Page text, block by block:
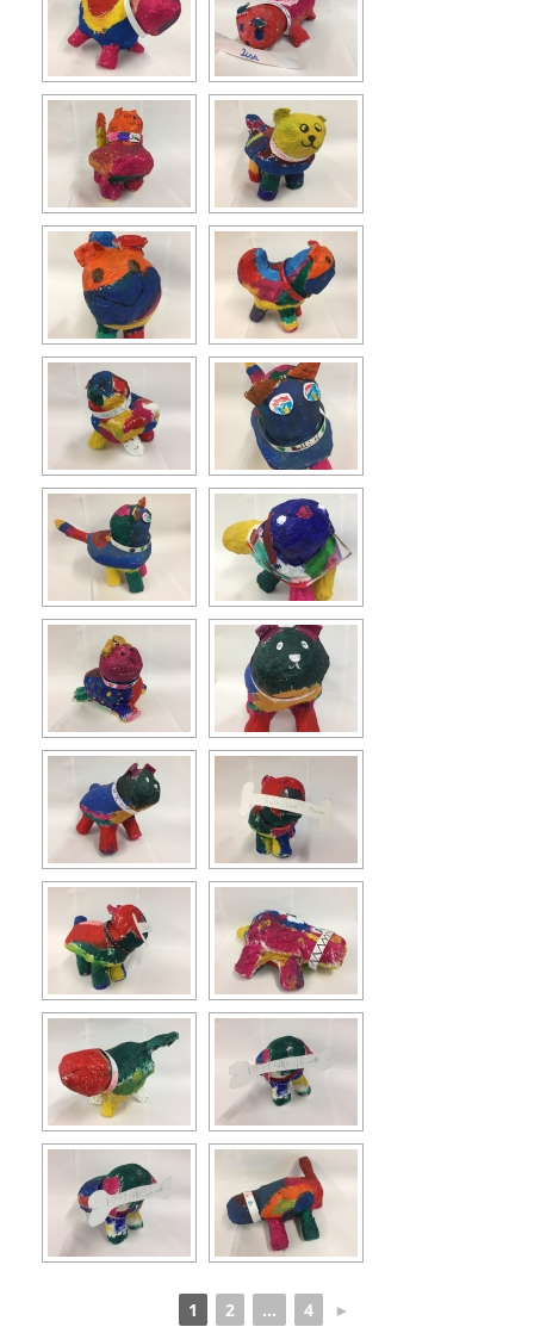
1 2 ... 4 ►